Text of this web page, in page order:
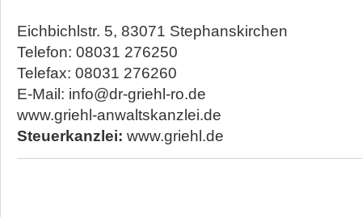
Eichbichlstr. 5, 83071 Stephanskirchen
Telefon: 08031 276250
Telefax: 08031 276260
E-Mail: info@dr-griehl-ro.de
www.griehl-anwaltskanzlei.de
Steuerkanzlei: www.griehl.de